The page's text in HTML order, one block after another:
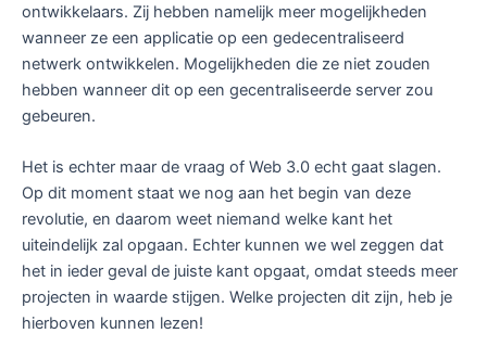
ontwikkelaars. Zij hebben namelijk meer mogelijkheden
wanneer ze een applicatie op een gedecentraliseerd
netwerk ontwikkelen. Mogelijkheden die ze niet zouden
hebben wanneer dit op een gecentraliseerde server zou
gebeuren.
Het is echter maar de vraag of Web 3.0 echt gaat slagen.
Op dit moment staat we nog aan het begin van deze
revolutie, en daarom weet niemand welke kant het
uiteindelijk zal opgaan. Echter kunnen we wel zeggen dat
het in ieder geval de juiste kant opgaat, omdat steeds meer
projecten in waarde stijgen. Welke projecten dit zijn, heb je
hierboven kunnen lezen!